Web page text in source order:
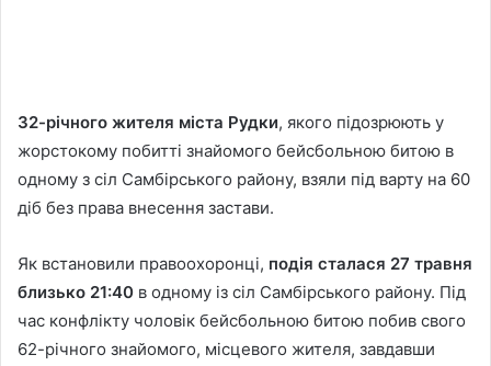
32-річного жителя міста Рудки, якого підозрюють у
жорстокому побитті знайомого бейсбольною битою в
одному з сіл Самбірського району, взяли під варту на 60
діб без права внесення застави.
Як встановили правоохоронці, подія сталася 27 травня
близько 21:40 в одному із сіл Самбірського району. Під
час конфлікту чоловік бейсбольною битою побив свого
62-річного знайомого, місцевого жителя, завдавши